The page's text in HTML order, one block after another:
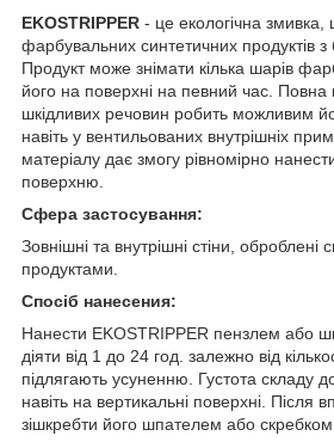
EKOSTRIPPER - це екологічна змивка,
фарбувальних синтетичних продуктів з
Продукт може знімати кілька шарів
його на поверхні на певний час. Повна
шкідливих речовин робить можливим
навіть у вентильованих внутрішніх
матеріалу дає змогу рівномірно
поверхню.
Сфера застосування:
Зовнішні та внутрішні стіни, оброблені
продуктами.
Спосіб нанесения:
Нанести EKOSTRIPPER пензлем або
діяти від 1 до 24 год. залежно від
підлягають усуненню. Густота складу
навіть на вертикальні поверхні. Після
зішкребти його шпателем або